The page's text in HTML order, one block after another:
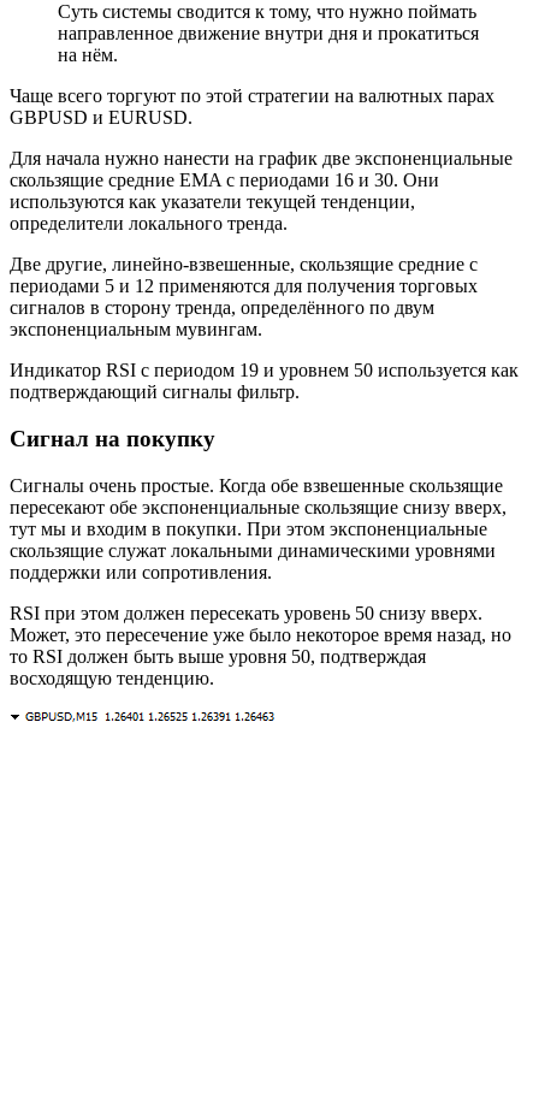
Суть системы сводится к тому, что нужно поймать
направленное движение внутри дня и прокатиться
на нём.
Чаще всего торгуют по этой стратегии на валютных парах
GBPUSD и EURUSD.
Для начала нужно нанести на график две экспоненциальные
скользящие средние EMA с периодами 16 и 30. Они
используются как указатели текущей тенденции,
определители локального тренда.
Две другие, линейно-взвешенные, скользящие средние с
периодами 5 и 12 применяются для получения торговых
сигналов в сторону тренда, определённого по двум
экспоненциальным мувингам.
Индикатор RSI с периодом 19 и уровнем 50 используется как
подтверждающий сигналы фильтр.
Сигнал на покупку
Сигналы очень простые. Когда обе взвешенные скользящие
пересекают обе экспоненциальные скользящие снизу вверх,
тут мы и входим в покупки. При этом экспоненциальные
скользящие служат локальными динамическими уровнями
поддержки или сопротивления.
RSI при этом должен пересекать уровень 50 снизу вверх.
Может, это пересечение уже было некоторое время назад, но
то RSI должен быть выше уровня 50, подтверждая
восходящую тенденцию.